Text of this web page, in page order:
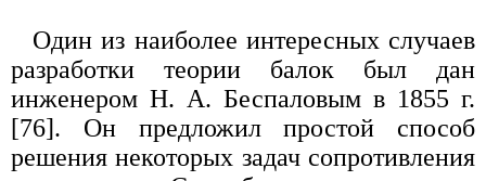
Один из наиболее интересных случаев
разработки теории балок был дан
инженером Н. А. Беспаловым в 1855 г.
[76]. Он предложил простой способ
решения некоторых задач сопротивления